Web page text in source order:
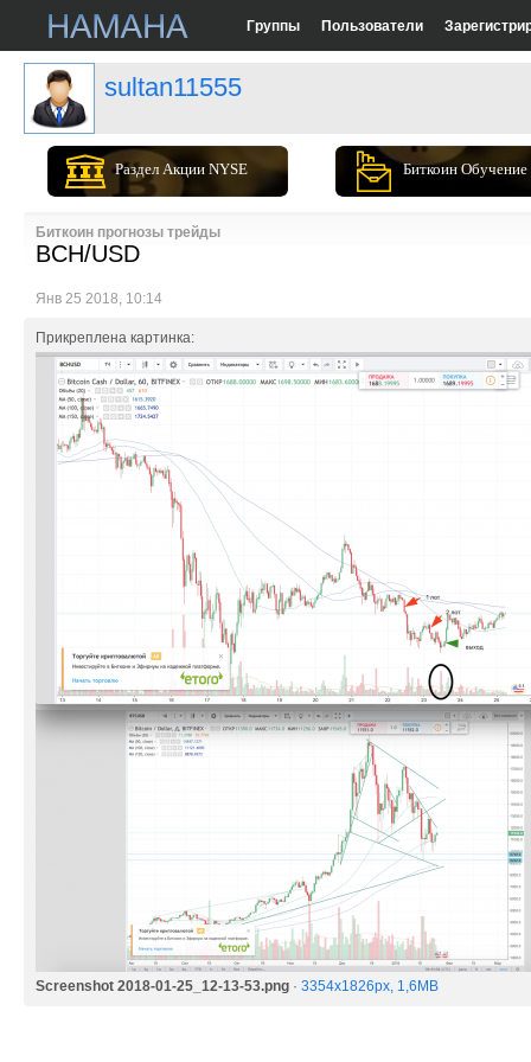
Группы Пользователи
sultan11555
Раздел Акции NYSE Биткоин Обучение
Биткоин прогнозы трейды
BCH/USD
Янв 25 2018, 10:14
Прикреплена картинка:
Screenshot 2018-01-25_12-13-53.png · 3354x1826px, 1,6MB